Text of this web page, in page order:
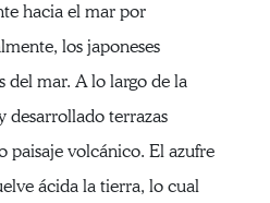
hacia el mar por
los japoneses
del mar. A lo largo de la
desarrollado terrazas
paisaje volcánico. El azufre
ácida la tierra, lo cual